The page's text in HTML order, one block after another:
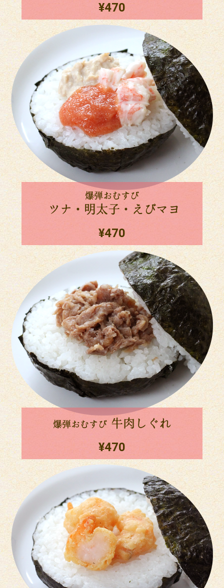
¥470
爆弾おむすび
ツナ・明太子・えびマヨ
¥470
爆弾おむすび 牛肉しぐれ
¥470